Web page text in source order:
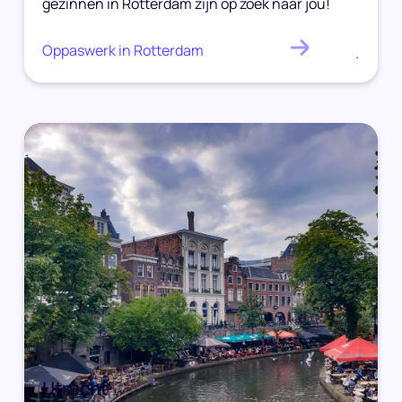
Oppaswerk in Rotterdam .
Utrecht